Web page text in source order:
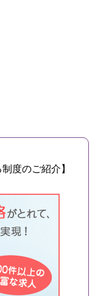
度のご紹介】